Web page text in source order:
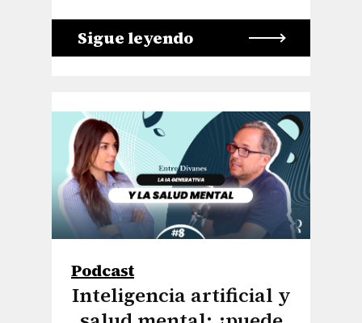
Sigue leyendo
Podcast
Inteligencia artificial y